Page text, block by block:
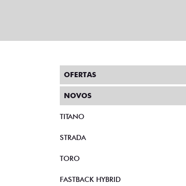
OFERTAS
NOVOS
TITANO
STRADA
TORO
FASTBACK HYBRID